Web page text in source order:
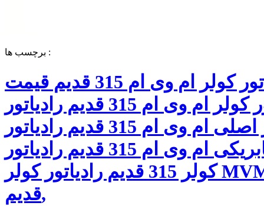
برچسب ها :
رادیاتور کولر ام وی ام 315 قدیم قیمت
رادیاتور کولر ام وی ام 315 قدیم رادیاتور
کولر اصلی ام وی ام 315 قدیم رادیاتور
کولر فابریکی ام وی ام 315 قدیم رادیاتور
کولر 315 قدیم رادیاتور کولر MVM 315
قدیم,